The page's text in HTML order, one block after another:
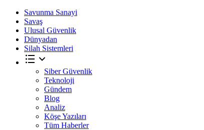
Savunma Sanayi
Savaş
Ulusal Güvenlik
Dünyadan
Silah Sistemleri
Siber Güvenlik
Teknoloji
Gündem
Blog
Analiz
Köşe Yazıları
Tüm Haberler